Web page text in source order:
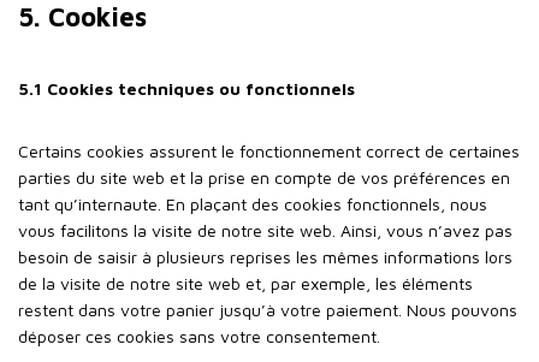
5. Cookies
5.1 Cookies techniques ou fonctionnels
Certains cookies assurent le fonctionnement correct de certaines
parties du site web et la prise en compte de vos préférences en
tant qu’internaute. En plaçant des cookies fonctionnels, nous
vous facilitons la visite de notre site web. Ainsi, vous n’avez pas
besoin de saisir à plusieurs reprises les mêmes informations lors
de la visite de notre site web et, par exemple, les éléments
restent dans votre panier jusqu’à votre paiement. Nous pouvons
déposer ces cookies sans votre consentement.